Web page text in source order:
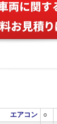
エアコン ○